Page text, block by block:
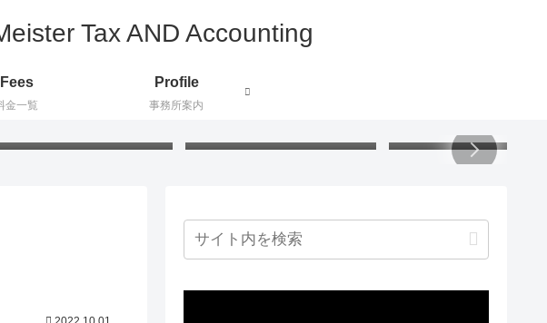
Fees
金一覧
Profile
事務所案内
ラ板工作：絵付けと色付け
みました
うさぎの掃除グッズ：アクリ
りました